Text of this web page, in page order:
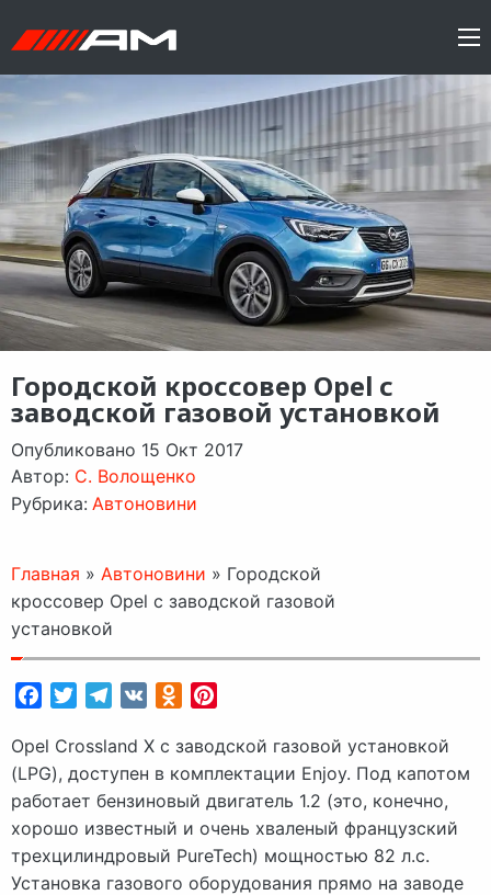
Городской кроссовер Opel с
заводской газовой установкой
Опубликовано 15 Окт 2017
Автор: C. Волощенко
Рубрика: Автоновини
Главная » Автоновини » Городской
кроссовер Opel с заводской газовой
установкой
FacebookTwitterTelegram
VK Odnoklassniki
Opel Crossland X с заводской газовой установкой
(LPG), доступен в комплектации Enjoy. Под капотом
работает бензиновый двигатель 1.2 (это, конечно,
хорошо известный и очень хваленый французский
трехцилиндровый PureTech) мощностью 82 л.с.
Установка газового оборудования прямо на заводе